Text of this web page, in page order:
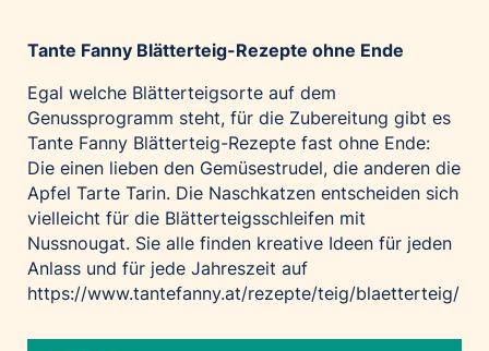
Tante Fanny Blätterteig-Rezepte ohne Ende
Egal welche Blätterteigsorte auf dem
Genussprogramm steht, für die Zubereitung gibt es
Tante Fanny Blätterteig-Rezepte fast ohne Ende:
Die einen lieben den Gemüsestrudel, die anderen die
Apfel Tarte Tarin. Die Naschkatzen entscheiden sich
vielleicht für die Blätterteigsschleifen mit
Nussnougat. Sie alle finden kreative Ideen für jeden
Anlass und für jede Jahreszeit auf
https://www.tantefanny.at/rezepte/teig/blaetterteig/